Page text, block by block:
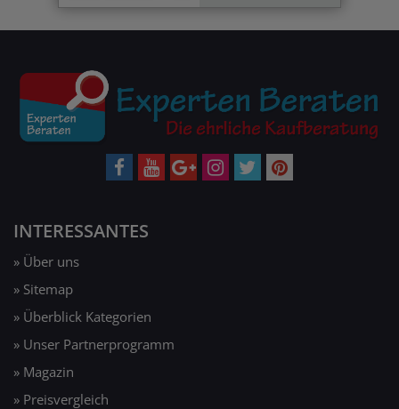
INTERESSANTES
» Über uns
» Sitemap
» Überblick Kategorien
» Unser Partnerprogramm
» Magazin
» Preisvergleich